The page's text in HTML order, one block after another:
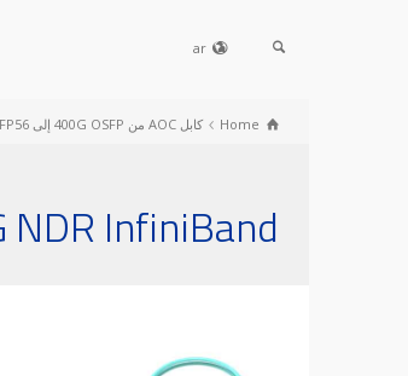
ar
Home كابل AOC من 400G OSFP إلى 2x 200G QSFP56 لتقسيم InfiniBand HDR
NDR InfiniBand